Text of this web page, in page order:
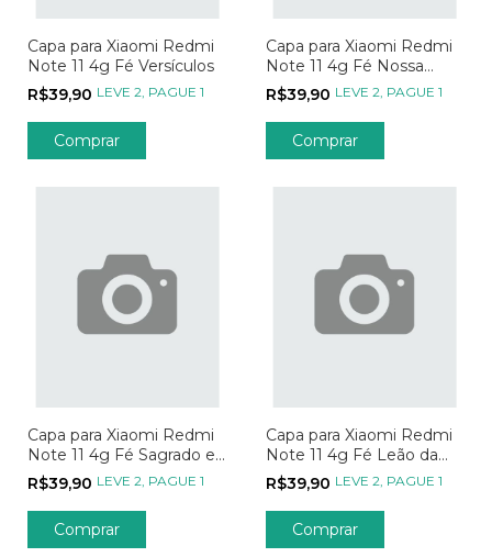
Capa para Xiaomi Redmi
Note 11 4g Fé Versículos
R$39,90 LEVE 2, PAGUE 1
Comprar
Capa para Xiaomi Redmi
Note 11 4g Fé Nossa
Senhora Transparente
R$39,90 LEVE 2, PAGUE 1
Comprar
Capa para Xiaomi Redmi
Note 11 4g Fé Sagrado e
Imaculado Coração
R$39,90 LEVE 2, PAGUE 1
Comprar
Capa para Xiaomi Redmi
Note 11 4g Fé Leão da
Tribo de Davi
R$39,90 LEVE 2, PAGUE 1
Comprar